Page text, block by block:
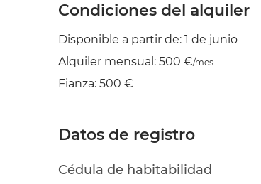
Condiciones del alquiler
Disponible a partir de: 1 de junio
Alquiler mensual: 500 €/mes
Fianza: 500 €
Datos de registro
Cédula de habitabilidad